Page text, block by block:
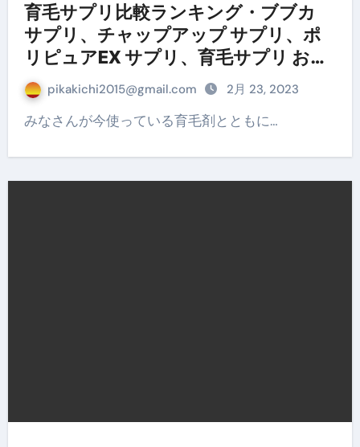
育毛サプリ比較ランキング・ブブカ
サプリ、チャップアップ サプリ、ポ
リピュアEX サプリ、育毛サプリ お買
い得はコレだ!
pikakichi2015@gmail.com 2月 23, 2023
みなさんが今使っている育毛剤とともに…